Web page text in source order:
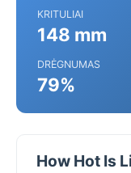
KRITULIAI
148 mm
DRĖGNUMAS
79%
How Hot Is